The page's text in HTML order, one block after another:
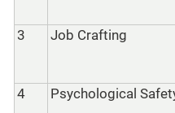
3 Job Crafting
4 Psychological